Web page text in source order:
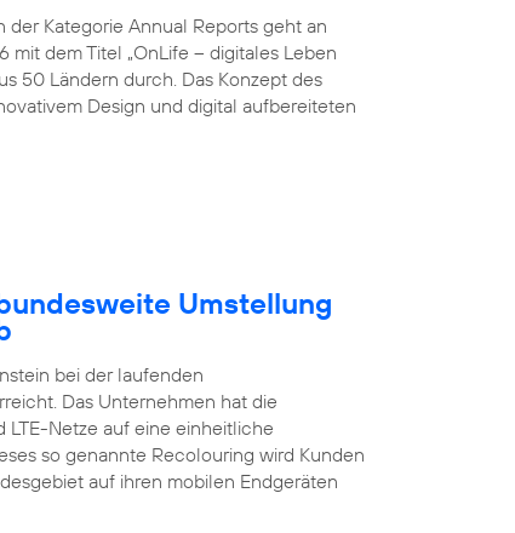
der Kategorie Annual Reports geht an
dem Titel „OnLife – digitales Leben
50 Ländern durch. Das Konzept des
Design und digital aufbereiteten
Umstellung
bei der laufenden
Das Unternehmen hat die
Netze auf eine einheitliche
so genannte Recolouring wird Kunden
auf ihren mobilen Endgeräten